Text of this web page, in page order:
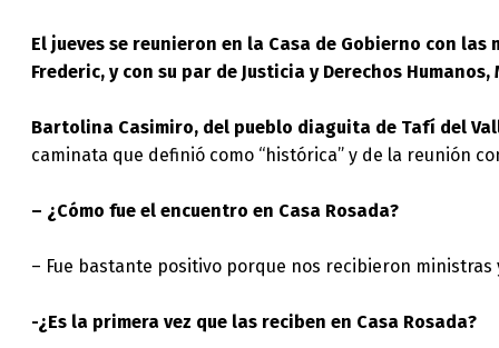
El jueves se reunieron en la Casa de Gobierno con
Frederic, y con su par de Justicia y Derechos
Bartolina Casimiro, del pueblo diaguita de Tafí del
caminata que definió como “histórica” y de la reunión
– ¿Cómo fue el encuentro en Casa Rosada?
– Fue bastante positivo porque nos recibieron ministras
-¿Es la primera vez que las reciben en Casa Rosada?